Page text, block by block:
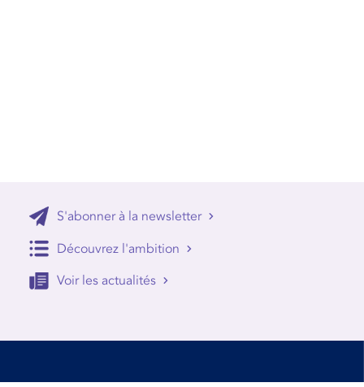
S'abonner à la newsletter
Découvrez l'ambition
Voir les actualités